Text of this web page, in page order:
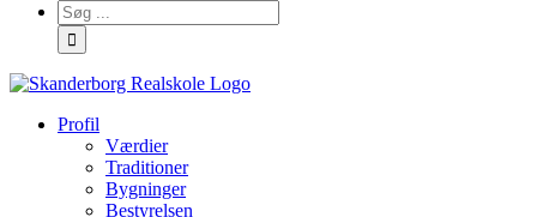
Profil
Værdier
Traditioner
Bygninger
Bestyrelsen